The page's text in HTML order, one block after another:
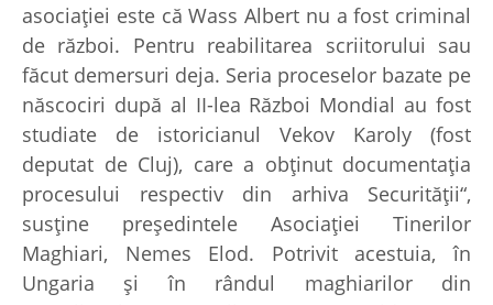
asociaţiei este că Wass Albert nu a fost criminal
de război. Pentru reabilitarea scriitorului sau
făcut demersuri deja. Seria proceselor bazate pe
născociri după al II-lea Război Mondial au fost
studiate de istoricianul Vekov Karoly (fost
deputat de Cluj), care a obţinut documentaţia
procesului respectiv din arhiva Securităţii“,
susţine preşedintele Asociaţiei Tinerilor
Maghiari, Nemes Elod. Potrivit acestuia, în
Ungaria şi în rândul maghiarilor din